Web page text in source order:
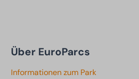
Über EuroParcs
Informationen zum Park